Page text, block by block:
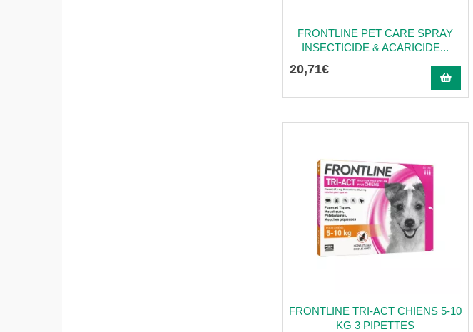
FRONTLINE PET CARE SPRAY
INSECTICIDE & ACARICIDE...
20,71€
FRONTLINE TRI-ACT CHIENS 5-10
KG 3 PIPETTES